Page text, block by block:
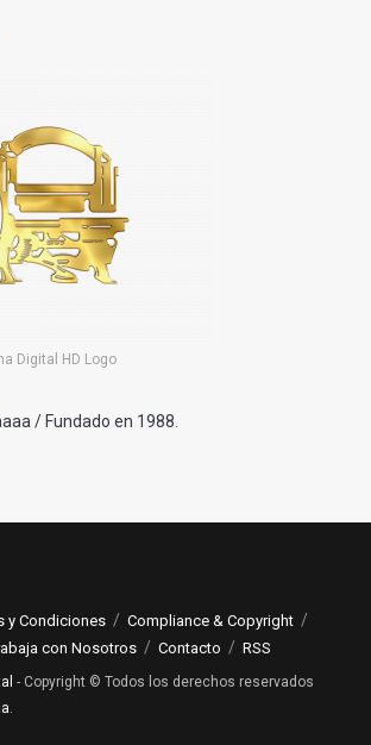
Digital HD Logo
/ Fundado en 1988.
y Condiciones
Compliance & Copyright
con Nosotros Contacto RSS
- Copyright © Todos los derechos reservados